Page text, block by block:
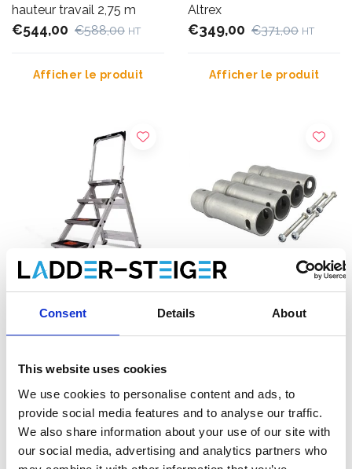
Consent Details About
This website uses cookies
We use cookies to personalise content and ads, to
provide social media features and to analyse our traffic.
We also share information about your use of our site with
our social media, advertising and analytics partners who
hauteur travail 2,75 m
€544,00 €588,00 HT
Afficher le produit
Altrex
€349,00 €371,00 HT
Afficher le produit
Escabeau safety step 4
marches Little Giant
€289,00 €309,00 HT
Afficher le produit
Altrex RS 44 Power set de
jonction (4 pièces)
Afficher le produit